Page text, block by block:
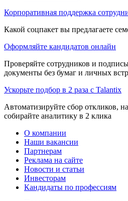
Корпоративная поддержка
Какой соцпакет вы предлагаете
Оформляйте кандидатов онлайн
Проверяйте сотрудников и
документы без бумаг и личных
Ускорьте подбор в 2 раза с Talantix
Автоматизируйте сбор откликов,
собирайте аналитику в 2 клика
О компании
Наши вакансии
Партнерам
Реклама на сайте
Новости и статьи
Инвесторам
Кандидаты по профессиям